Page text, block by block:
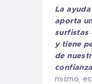
La
aporta
surfistas
y tiene
de
mismo,